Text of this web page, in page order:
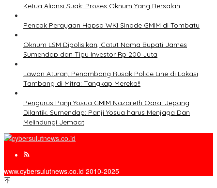
Ketua Aliansi Suak: Proses Oknum Yang Bersalah
Pencak Perayaan Hapsa WKI Sinode GMIM di Tombatu
Oknum LSM Dipolisikan, Catut Nama Bupati James
Sumendap dan Tipu Investor Rp 200 Juta
Lawan Aturan, Penambang Rusak Police Line di Lokasi
Tambang di Mitra: Tangkap Mereka!!
Pengurus Panji Yosua GMIM Nazareth Oarai Jepang
Dilantik. Sumendap: Panji Yosua harus Menjaga Dan
Melindungi Jemaat
www.cybersulutnews.co.id 2010-2025